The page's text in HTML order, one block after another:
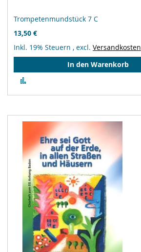
Trompetenmundstück 7 C
13,50 €
Inkl. 19% Steuern , excl. Versandkosten
In den Warenkorb
hinzufügen